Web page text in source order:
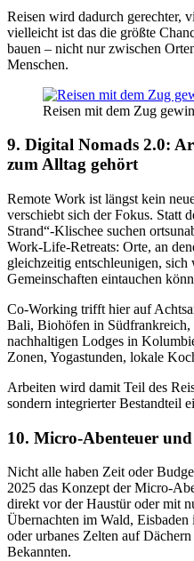
Reisen wird dadurch gerechter,
vielleicht ist das die größte
bauen – nicht nur zwischen
Menschen.
Reisen mit dem Zug
9. Digital Nomads 2.0:
zum Alltag gehört
Remote Work ist längst kein
verschiebt sich der Fokus. Statt
Strand“-Klischee suchen
Work-Life-Retreats: Orte, an
gleichzeitig entschleunigen,
Gemeinschaften eintauchen
Co-Working trifft hier auf
Bali, Biohöfen in
nachhaltigen Lodges in
Zonen, Yogastunden, lokale
Arbeiten wird damit Teil des
sondern integrierter Bestandteil
10. Micro-Abenteuer
Nicht alle haben Zeit oder
2025 das Konzept der Micro-
direkt vor der Haustür oder mit
Übernachten im Wald,
oder urbanes Zelten auf
Bekannten.